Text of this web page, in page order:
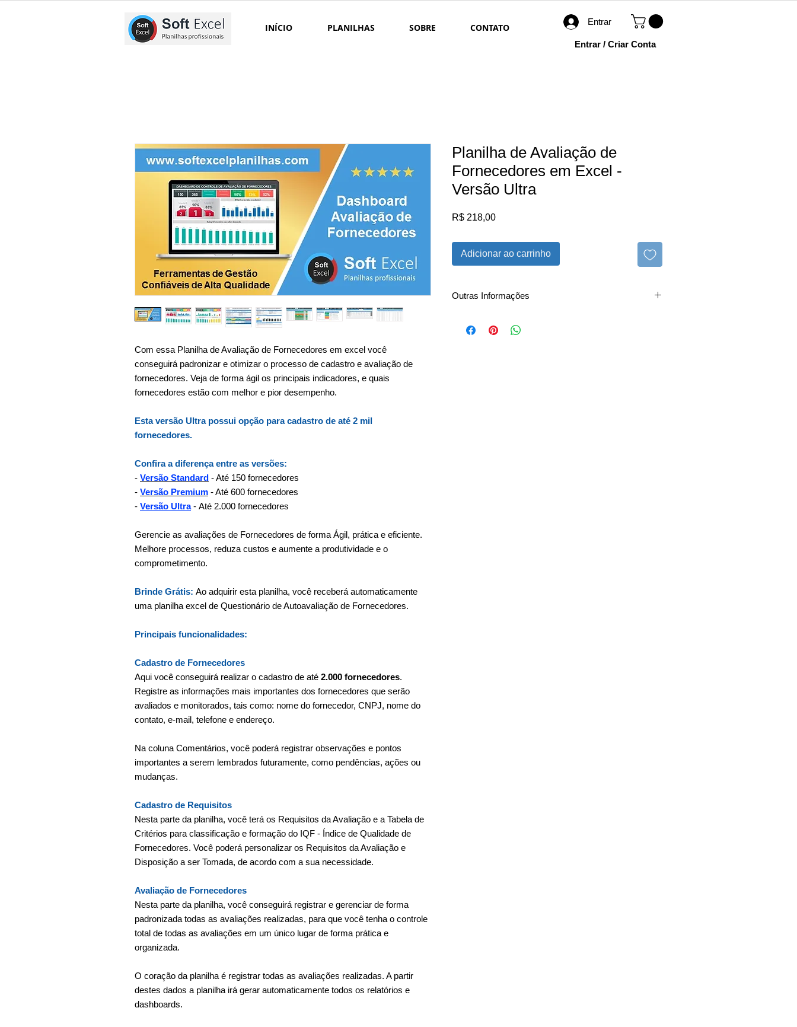
INÍCIO PLANILHAS SOBRE CONTATO
Entrar
Entrar / Criar Conta
Com essa Planilha de Avaliação de Fornecedores em excel você
conseguirá padronizar e otimizar o processo de cadastro e avaliação de
fornecedores. Veja de forma ágil os principais indicadores, e quais
fornecedores estão com melhor e pior desempenho.
Esta versão Ultra possui opção para cadastro de até 2 mil
fornecedores.
Confira a diferença entre as versões:
- Versão Standard - Até 150 fornecedores
- Versão Premium - Até 600 fornecedores
- Versão Ultra - Até 2.000 fornecedores
Gerencie as avaliações de Fornecedores de forma Ágil, prática e eficiente.
Melhore processos, reduza custos e aumente a produtividade e o
comprometimento.
Brinde Grátis: Ao adquirir esta planilha, você receberá automaticamente
uma planilha excel de Questionário de Autoavaliação de Fornecedores.
Principais funcionalidades:
Cadastro de Fornecedores
Aqui você conseguirá realizar o cadastro de até 2.000 fornecedores.
Registre as informações mais importantes dos fornecedores que serão
avaliados e monitorados, tais como: nome do fornecedor, CNPJ, nome do
contato, e-mail, telefone e endereço.
Na coluna Comentários, você poderá registrar observações e pontos
importantes a serem lembrados futuramente, como pendências, ações ou
mudanças.
Cadastro de Requisitos
Nesta parte da planilha, você terá os Requisitos da Avaliação e a Tabela de
Critérios para classificação e formação do IQF - Índice de Qualidade de
Fornecedores. Você poderá personalizar os Requisitos da Avaliação e
Disposição a ser Tomada, de acordo com a sua necessidade.
Avaliação de Fornecedores
Nesta parte da planilha, você conseguirá registrar e gerenciar de forma
padronizada todas as avaliações realizadas, para que você tenha o controle
total de todas as avaliações em um único lugar de forma prática e
organizada.
O coração da planilha é registrar todas as avaliações realizadas. A partir
destes dados a planilha irá gerar automaticamente todos os relatórios e
dashboards.
Planilha de Avaliação de
Fornecedores em Excel -
Versão Ultra
R$ 218,00Preço
Adicionar ao carrinho
Outras Informações
Insira sua própria logo